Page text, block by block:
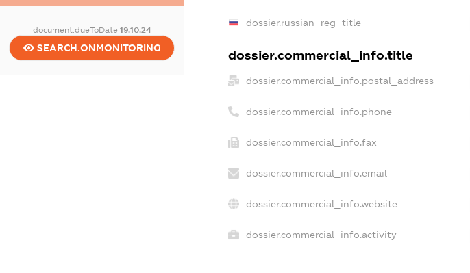
document.dueToDate 19.10.24
SEARCH.ONMONITORING
dossier.russian_reg_title
dossier.commercial_info.title
dossier.commercial_info.postal_address
dossier.commercial_info.phone
dossier.commercial_info.fax
dossier.commercial_info.email
dossier.commercial_info.website
dossier.commercial_info.activity